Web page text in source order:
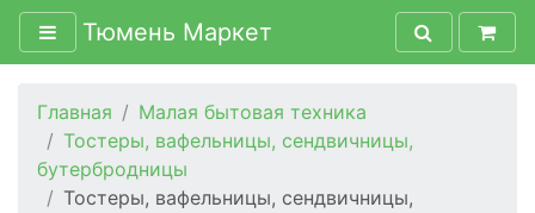
Тюмень Маркет
Главная
Малая бытовая техника
Тостеры, вафельницы, сендвичницы,
бутербродницы
Тостеры, вафельницы, сендвичницы,